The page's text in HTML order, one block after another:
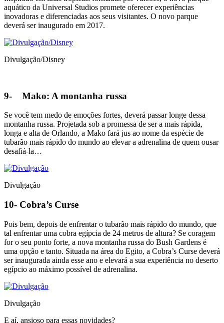
aquático da Universal Studios promete oferecer experiências
inovadoras e diferenciadas aos seus visitantes. O novo parque
deverá ser inaugurado em 2017.
Divulgação/Disney
9- Mako: A montanha russa
Se você tem medo de emoções fortes, deverá passar longe dessa
montanha russa. Projetada sob a promessa de ser a mais rápida,
longa e alta de Orlando, a Mako fará jus ao nome da espécie de
tubarão mais rápido do mundo ao elevar a adrenalina de quem ousar
desafiá-la…
Divulgação
10- Cobra’s Curse
Pois bem, depois de enfrentar o tubarão mais rápido do mundo, que
tal enfrentar uma cobra egípcia de 24 metros de altura? Se coragem
for o seu ponto forte, a nova montanha russa do Bush Gardens é
uma opção e tanto. Situada na área do Egito, a Cobra’s Curse deverá
ser inaugurada ainda esse ano e elevará a sua experiência no deserto
egípcio ao máximo possível de adrenalina.
Divulgação
E aí, ansioso para essas novidades?